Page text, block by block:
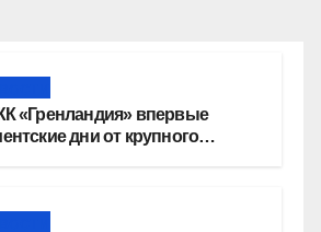
«Гренландия» впервые
дни от крупного